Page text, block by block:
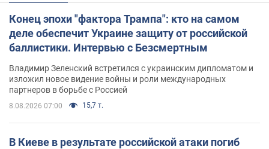
Конец эпохи "фактора Трампа": кто на самом
деле обеспечит Украине защиту от российской
баллистики. Интервью с Безсмертным
Владимир Зеленский встретился с украинским дипломатом и
изложил новое видение войны и роли международных
партнеров в борьбе с Россией
8.08.2026 07:00 15,7 т.
В Киеве в результате российской атаки погиб